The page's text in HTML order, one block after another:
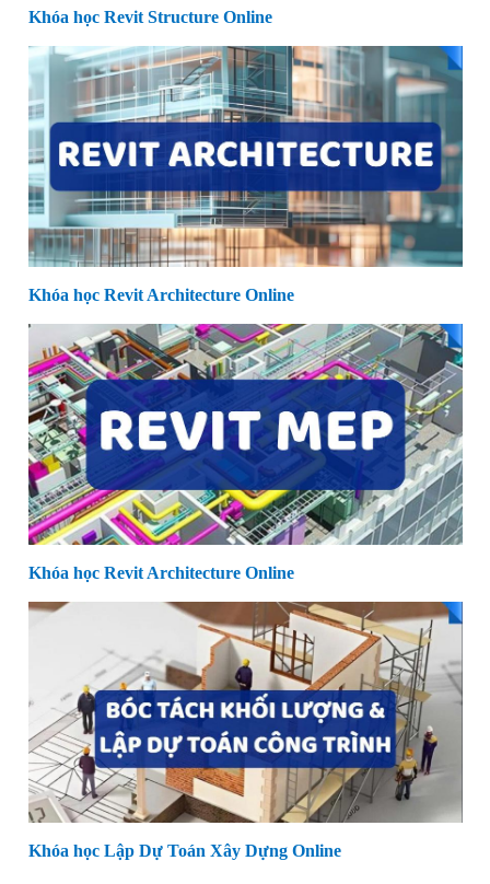
Khóa học Revit Structure Online
Khóa học Revit Architecture Online
Khóa học Revit Architecture Online
Khóa học Lập Dự Toán Xây Dựng Online